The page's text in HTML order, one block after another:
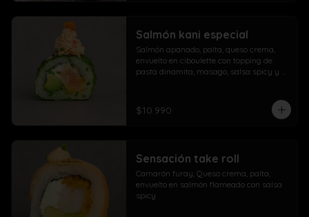
Salmón kani especial
Salmón apanado, palta, queso crema,
envuelto en ciboulette con topping de
pasta dinamita, masago, salsa spicy y
$10.990
Sensación take roll
Camarón furay, Queso crema, palta,
envuelto en salmón flameado con salsa
spicy